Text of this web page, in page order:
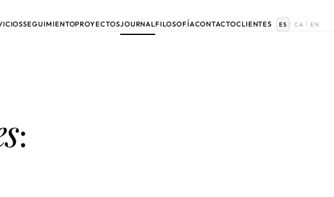
SEGUIMIENTOPROYECTOSJOURNALFILOSOFÍACONTACTOCLIENTES ES | CA | EN
: